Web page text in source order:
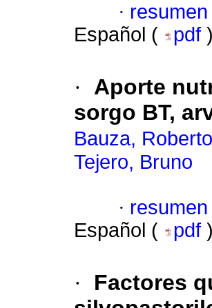
·
Español (
pdf )
·
Aporte
sorgo BT,
Bauza, Roberto
Tejero, Bruno
·
Español (
pdf )
·
Factores